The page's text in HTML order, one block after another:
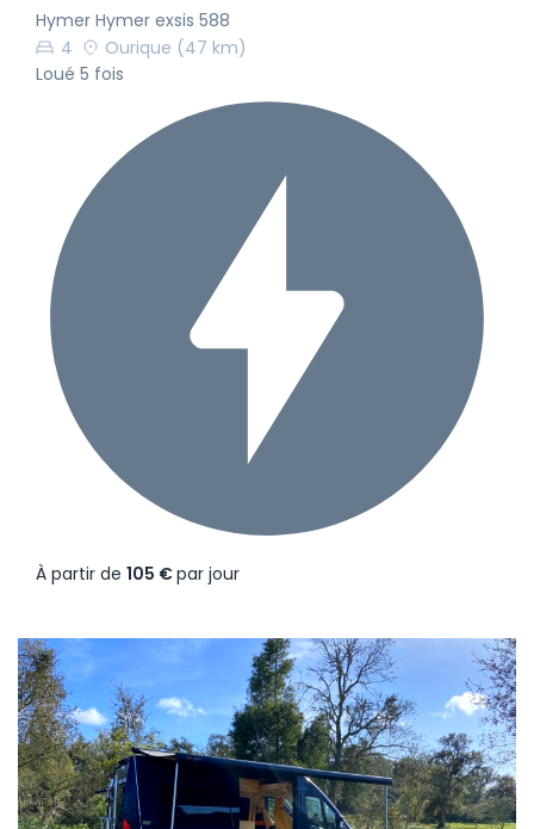
Hymer Hymer exsis 588
4
Ourique (47 km)
Loué 5 fois
À partir de 105 €par jour